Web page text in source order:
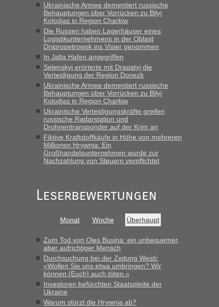
„Hallo Leute, ich weiß nicht, ob ich hier richtig bin mit meiner
Anfrage. Ich möchte 4 Umzugskartons mit gebrauchter
Straßen Kleidung bei der Einreise in die Ukraine
mitnehmen. Es ist gebrauchte Kleidung...“
Berichte und Reisetipps • Re: An welchem
Grenzübergang zwischen Polen und der Ukraine geht es am
schnellsten?
„Wir sind mit unserem Wohnmobil, wie geplant am Montag
15.6. in Krakovets rüber. Sehr zeitig los gegen 5 Uhr in der
Früh. Mit sehr sehr wenig Verkehr, super bis zur Grenze. Nur
8 PKW vor der Schranke....“
inBerichte und Reisetipps • Re: An welchem
Grenzübergang zwischen Polen und der Ukraine geht es am
schnellsten?
„Gestern 6 Stunden warten vor der Grenze Richtung Polen
Grenzübergang zwischen Polen und der Ukraine geht es am
„Bin am Montag 15.6.26 um 8 Uhr in Urgyniw ausgereist,
das erste Mal an einem Montagmorgen ca. 15 Fahrzeuge
vor mir, bin sonst der Erste oder Zweite, egal, nach ca 20
Minuten wurde dann die nächste Welle...“
Berichte und Reisetipps • Re: An welchem
Grenzübergang zwischen Polen und der Ukraine geht es am
schnellsten?
Ukrainische Armee dementiert russische
Behauptungen über Vorrücken zu Bilyj
Kolodjas in Region Charkiw
Die Russen haben Lagerhäuser eines
Logistikunternehmens in der Oblast
Dnipropetrowsk ins Visier genommen
In Jalta Hafen angegriffen
Selenskyj erörterte mit Drapatyj die
Verteidigung der Region Donezk
Ukrainische Armee dementiert russische
Behauptungen über Vorrücken zu Bilyj
Kolodjas in Region Charkiw
Ukrainische Verteidigungskräfte greifen
russische Radarstation und
Drohnentransponder auf der Krim an
Fiktive Kraftstoffkäufe in Höhe von mehreren
Millionen Hrywnja: Ein
Großhandelsunternehmen wurde zur
Nachzahlung von Steuern verpflichtet
Leserbewertungen
Monat Woche Überhaupt
Zum Tod von Oles Busina: ein unbequemer,
aber aufrichtiger Mensch
Durchsuchung bei der Zeitung Westi:
«Wollen Sie uns etwa umbringen? Wir
können (Euch) auch töten.»
Investoren befürchten Staatspleite der
Ukraine
Warum stürzt die Hrywnja ab?